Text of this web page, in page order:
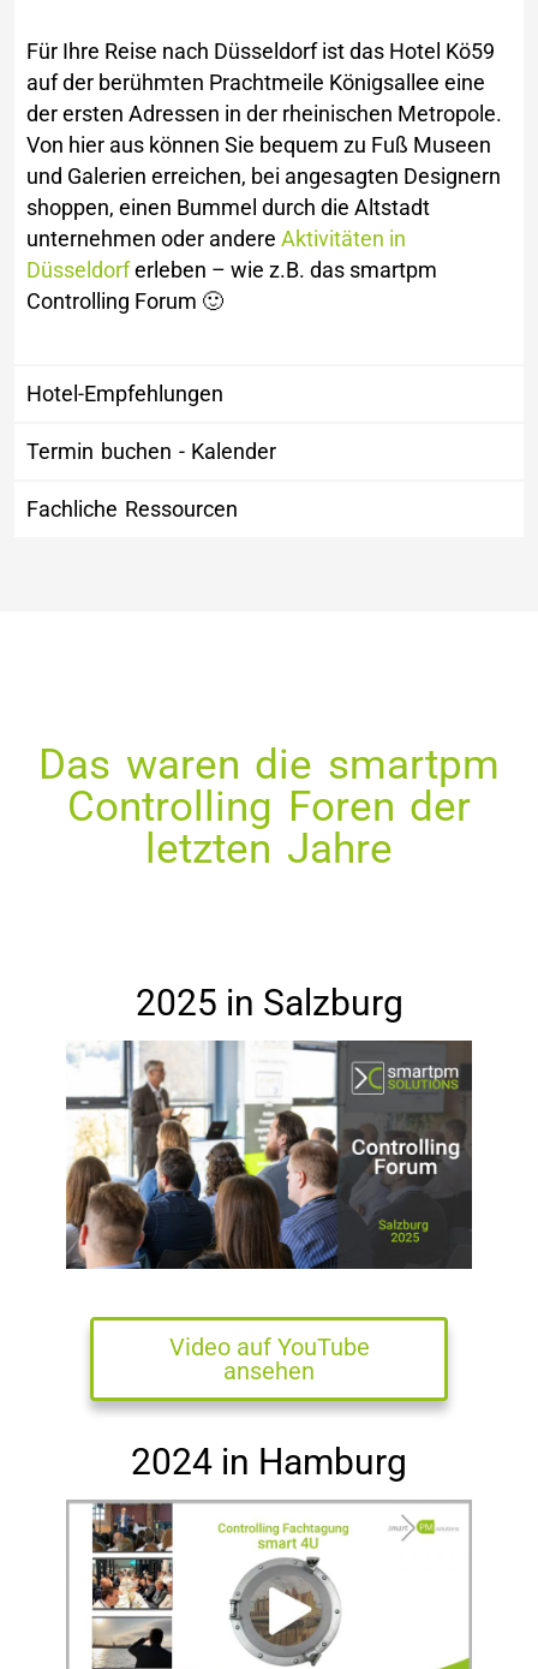
Für Ihre Reise nach Düsseldorf ist das Hotel Kö59
auf der berühmten Prachtmeile Königsallee eine
der ersten Adressen in der rheinischen Metropole.
Von hier aus können Sie bequem zu Fuß Museen
und Galerien erreichen, bei angesagten Designern
shoppen, einen Bummel durch die Altstadt
unternehmen oder andere Aktivitäten in
Düsseldorferleben – wie z.B. das smartpm
Controlling Forum 🙂
Hotel-Empfehlungen
Termin buchen - Kalender
Fachliche Ressourcen
Das waren die smartpm
Controlling Foren der
letzten Jahre
2025 in Salzburg
Video auf YouTube
ansehen
2024 in Hamburg